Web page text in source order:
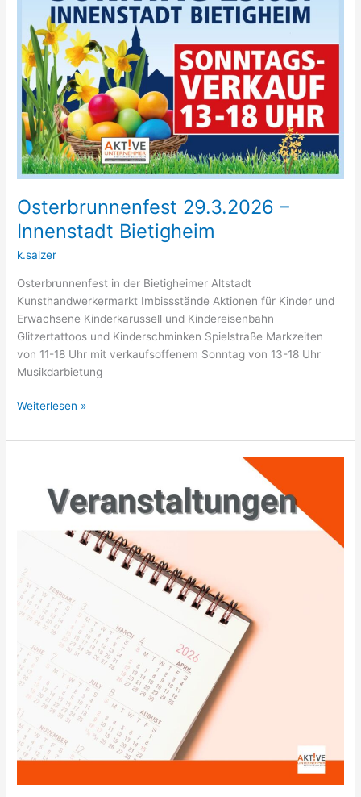
Osterbrunnenfest 29.3.2026 –
Innenstadt Bietigheim
k.salzer
Osterbrunnenfest in der Bietigheimer Altstadt
Kunsthandwerkermarkt Imbissstände Aktionen für Kinder und
Erwachsene Kinderkarussell und Kindereisenbahn
Glitzertattoos und Kinderschminken Spielstraße Markzeiten
von 11-18 Uhr mit verkaufsoffenem Sonntag von 13-18 Uhr
Musikdarbietung
Weiterlesen »
Bissingen